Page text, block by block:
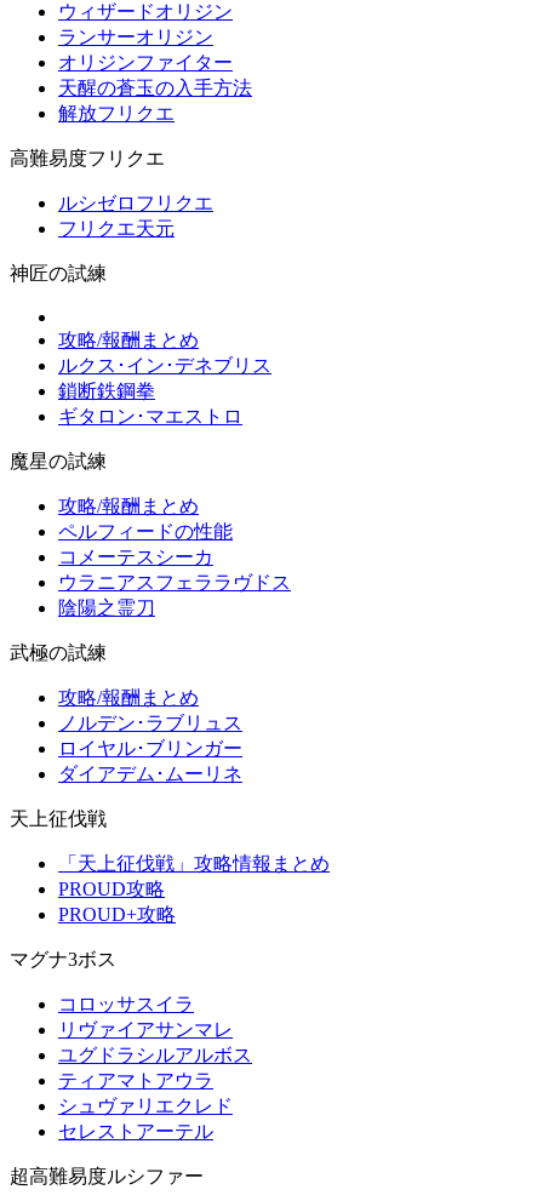
ウィザードオリジン
ランサーオリジン
オリジンファイター
天醒の蒼玉の入手方法
解放フリクエ
高難易度フリクエ
ルシゼロフリクエ
フリクエ天元
神匠の試練
攻略/報酬まとめ
ルクス･イン･デネブリス
鎖断鉄鋼拳
ギタロン･マエストロ
魔星の試練
攻略/報酬まとめ
ペルフィードの性能
コメーテスシーカ
ウラニアスフェララヴドス
陰陽之霊刀
武極の試練
攻略/報酬まとめ
ノルデン･ラブリュス
ロイヤル･ブリンガー
ダイアデム･ムーリネ
天上征伐戦
「天上征伐戦」攻略情報まとめ
PROUD攻略
PROUD+攻略
マグナ3ボス
コロッサスイラ
リヴァイアサンマレ
ユグドラシルアルボス
ティアマトアウラ
シュヴァリエクレド
セレストアーテル
超高難易度ルシファー